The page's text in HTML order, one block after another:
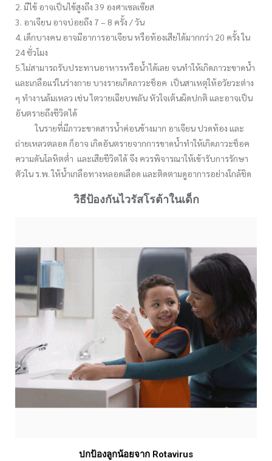
2. มีไข้ อาจเป็นไข้สูงถึง 39 องศาเซลเซียส
3. อาเจียน อาจบ่อยถึง 7 – 8 ครั้ง / วัน
4. เด็กบางคน อาจมีอาการอาเจียน หรือท้องเสียได้มากกว่า 20 ครั้ง ใน
24 ชั่วโมง
5.ไม่สามารถรับประทานอาหารหรือน้ำได้เลย จนทำให้เกิดภาวะขาดน้ำ
และเกลือแร่ในร่างกาย บางรายเกิดภาวะช็อค เป็นสาเหตุให้อวัยวะต่าง
ๆ ทำงานล้มเหลว เช่น ไตวายเฉียบพลัน หัวใจเต้นผิดปกติ และอาจเป็น
อันตรายถึงชีวิตได้
ในรายที่มีภาวะขาดสารน้ำค่อนข้างมาก อาเจียน ปวดท้อง และ
ถ่ายเหลวตลอด ก็อาจ เกิดอันตรายจากการขาดน้ำทำให้เกิดภาวะช็อค
ความดันโลหิตต่ำ และเสียชีวิตได้ จึง ควรพิจารณาให้เข้ารับการรักษา
ตัวใน ร.พ. ให้น้ำเกลือทางหลอดเลือด และติดตามดูอาการอย่างใกล้ชิด
วิธีป้องกันไวรัสโรต้าในเด็ก
ปกป้องลูกน้อยจาก Rotavirus